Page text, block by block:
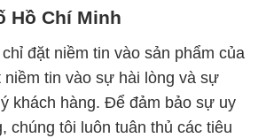
Hồ Chí Minh
đặt niềm tin vào sản phẩm của
niềm tin vào sự hài lòng và sự
khách hàng. Để đảm bảo sự uy
chúng tôi luôn tuân thủ các tiêu